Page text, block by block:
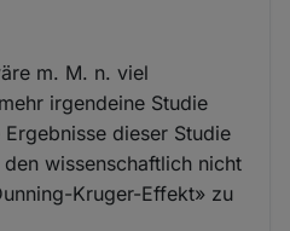
m. M. n. viel
irgendeine Studie
dieser Studie
wissenschaftlich nicht
Kruger-Effekt» zu